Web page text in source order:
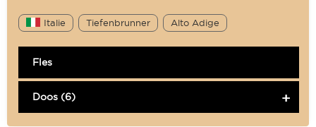
Italie Tiefenbrunner Alto Adige
Fles
Doos (6)